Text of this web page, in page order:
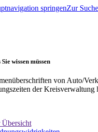
springenZur
wissen müssen
von Auto/
der Kreisverwaltung